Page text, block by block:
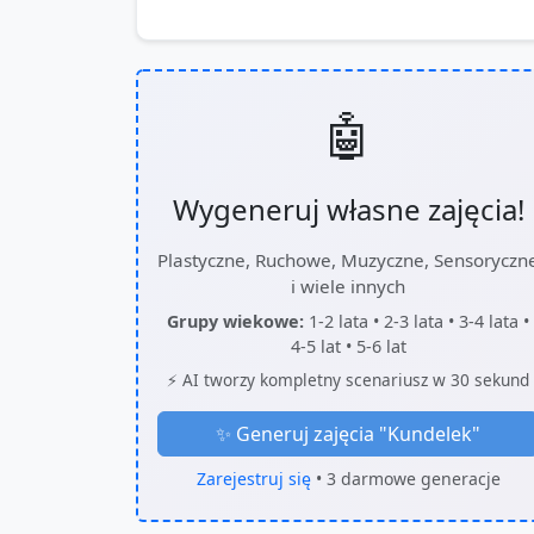
🤖
Wygeneruj własne zajęcia!
Plastyczne, Ruchowe, Muzyczne,
i wiele innych
Grupy wiekowe: 1-2 lata • 2-3 lata • 3-4 lata •
4-5 lat • 5-6 lat
⚡ AI tworzy kompletny scenariusz w 30 sekund
✨ Generuj zajęcia "Kundelek"
Zarejestruj się• 3 darmowe generacje